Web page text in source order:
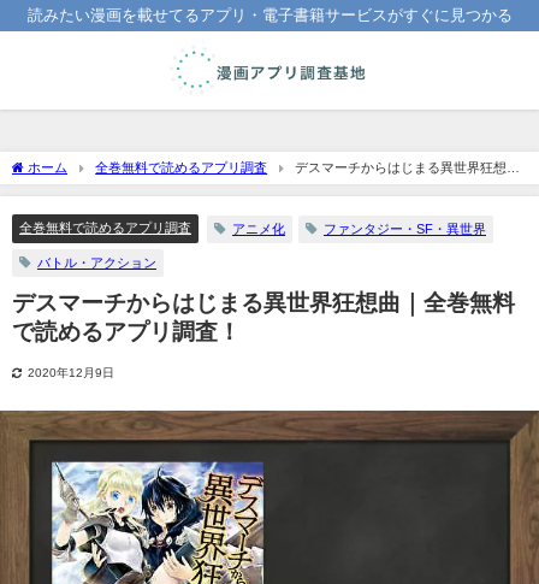
読みたい漫画を載せてるアプリ・電子書籍サービスがすぐに見つかる
ホーム 全巻無料で読めるアプリ調査
デスマーチからはじまる異世界狂想曲
｜全巻無料で読めるアプリ調査！
全巻無料で読めるアプリ調査 アニメ化 ファンタジー・SF・異世界
バトル・アクション
デスマーチからはじまる異世界狂想曲｜全巻無料
で読めるアプリ調査！
2020年12月9日